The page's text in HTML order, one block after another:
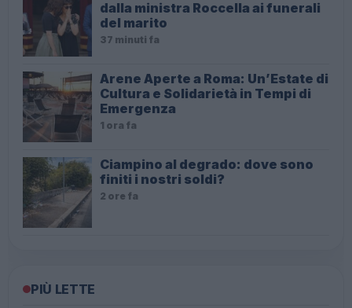
dalla ministra Roccella ai funerali
del marito
37 minuti fa
Arene Aperte a Roma: Un’Estate di
Cultura e Solidarietà in Tempi di
Emergenza
1 ora fa
Ciampino al degrado: dove sono
finiti i nostri soldi?
2 ore fa
PIÙ LETTE